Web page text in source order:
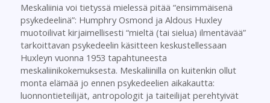
Meskaliinia voi tietyssä mielessä pitää “ensimmäisenä
psykedeelinä”: Humphry Osmond ja Aldous Huxley
muotoilivat kirjaimellisesti “mieltä (tai sielua) ilmentävää”
tarkoittavan psykedeelin käsitteen keskustellessaan
Huxleyn vuonna 1953 tapahtuneesta
meskaliinikokemuksesta. Meskaliinilla on kuitenkin ollut
monta elämää jo ennen psykedeelien aikakautta:
luonnontieteilijät, antropologit ja taiteilijat perehtyivät